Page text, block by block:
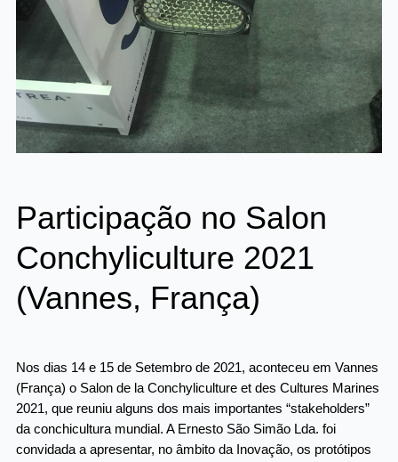
Participação no Salon
Conchyliculture 2021
(Vannes, França)
Nos dias 14 e 15 de Setembro de 2021, aconteceu em Vannes
(França) o Salon de la Conchyliculture et des Cultures Marines
2021, que reuniu alguns dos mais importantes “stakeholders”
da conchicultura mundial. A Ernesto São Simão Lda. foi
convidada a apresentar, no âmbito da Inovação, os protótipos